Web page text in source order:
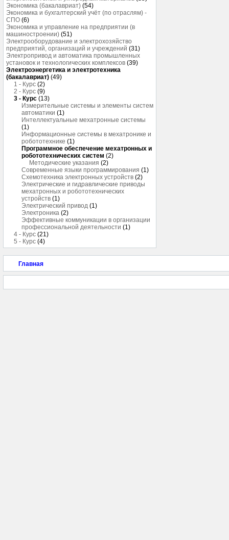
Экономика (бакалавриат) (54)
Экономика и бухгалтерский учёт (по отраслям) -
СПО (6)
Экономика и управление на предприятии (в
машиностроении) (51)
Электрооборудование и электрохозяйство
предприятий, организаций и учреждений (31)
Электропривод и автоматика промышленных
установок и технологических комплексов (39)
Электроэнергетика и электротехника
(бакалавриат) (49)
1 - Курс (2)
2 - Курс (9)
3 - Курс (13)
Измерительные системы и элементы систем
автоматики (1)
Интеллектуальные мехатронные системы
(1)
Информационные системы в мехатронике и
робототехнике (1)
Программное обеспечение мехатронных и
робототехнических систем (2)
Методические указания (2)
Современные языки программирования (1)
Схемотехника электронных устройств (2)
Электрические и гидравлические приводы
мехатронных и робототехнических
устройств (1)
Электрический привод (1)
Электроника (2)
Эффективные коммуникации в организации
профессиональной деятельности (1)
4 - Курс (21)
5 - Курс (4)
Главная